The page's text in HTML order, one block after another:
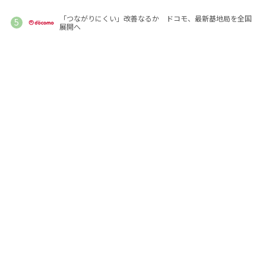
「つながりにくい」改善なるか ドコモ、最新基地局を全国
展開へ